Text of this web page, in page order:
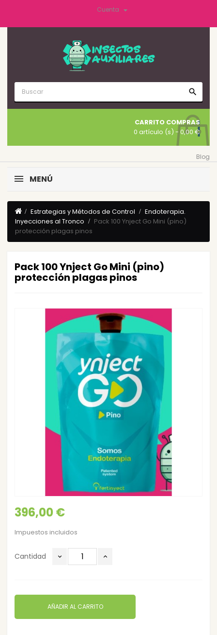
Cuenta 
search
CARRITO COMPRAS
0 artículo (s) - 0,00 €
Blog
MENÚ
Estrategias y Métodos de Control
Endoterapia.
Inyecciones al Tronco
Pack 100 Ynject Go Mini (pino)
protección plagas pinos
Pack 100 Ynject Go Mini (pino)
protección plagas pinos
396,00 €
Impuestos incluidos
Cantidad
AÑADIR AL CARRITO